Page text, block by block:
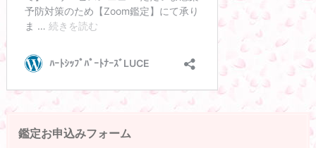
鑑定お申込みフォーム